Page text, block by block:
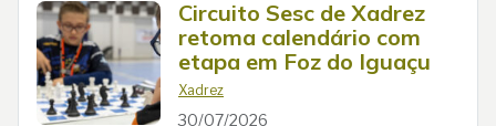
Circuito Sesc de Xadrez
retoma calendário com
etapa em Foz do Iguaçu
Xadrez
30/07/2026